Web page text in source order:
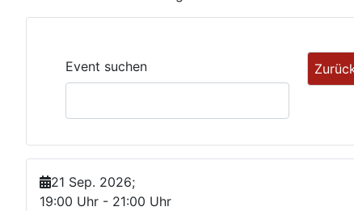
Event suchen
21 Sep. 2026;
19:00 Uhr - 21:00 Uhr